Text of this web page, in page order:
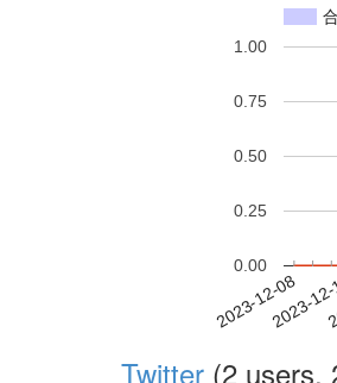
2023-12-08
2023-
0.00
0.25
0.50
0.75
1.00
Twitter (2 users,